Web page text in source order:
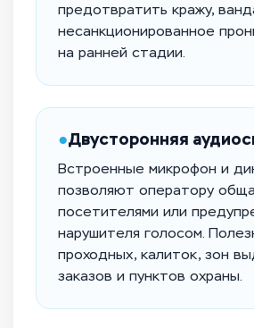
предотвратить кражу,
несанкционированное
на ранней стадии.
●Двусторонняя
Встроенные микрофон и
позволяют оператору
посетителями или
нарушителя голосом.
проходных, калиток, зон
заказов и пунктов охраны.